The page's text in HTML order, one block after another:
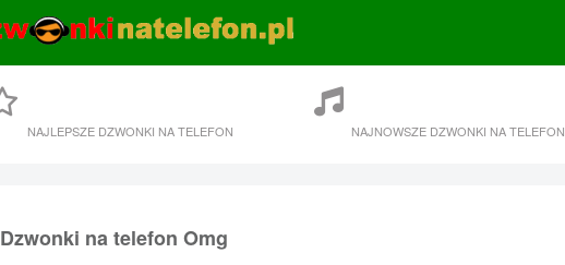
NAJLEPSZE DZWONKI NA TELEFON NAJNOWSZE DZWONKI NA TELEFON
Dzwonki na telefon Omg